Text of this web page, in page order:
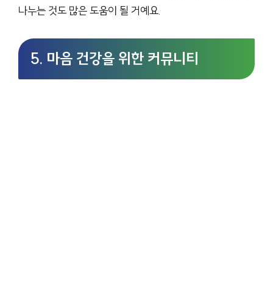
나누는 것도 많은 도움이 될 거예요.
5. 마음 건강을 위한 커뮤니티